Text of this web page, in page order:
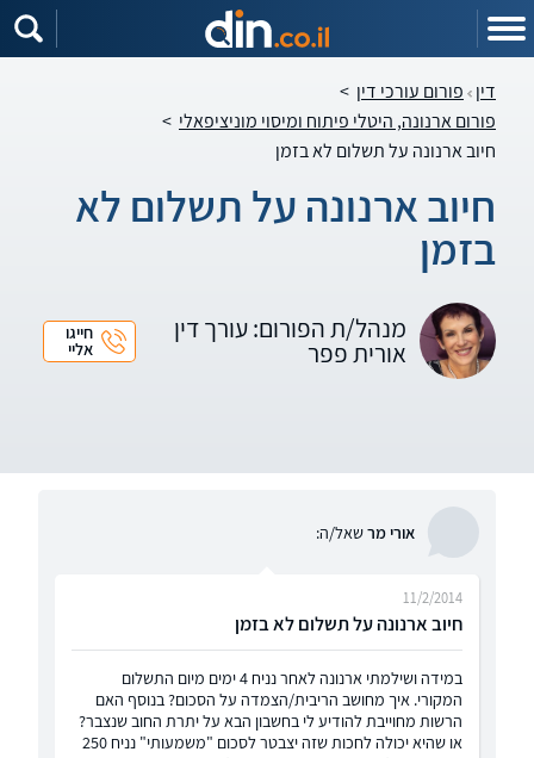
דין פורום עורכי דין >
פורום ארנונה, היטלי פיתוח ומיסוי מוניציפאלי >
חיוב ארנונה על תשלום לא בזמן
חיוב ארנונה על תשלום לא
בזמן
מנהל/ת הפורום: עורך דין
אורית פפר
חייגו
אליי
אורי מרשאל/ה:
חיוב ארנונה על תשלום לא בזמן
11/2/2014
במידה ושילמתי ארנונה לאחר נניח 4 ימים מיום התשלום
המקורי. איך מחושב הריבית/הצמדה על הסכום? בנוסף האם
הרשות מחוייבת להודיע לי בחשבון הבא על יתרת החוב שנצבר?
או שהיא יכולה לחכות שזה יצבטר לסכום "משמעותי" נניח 250